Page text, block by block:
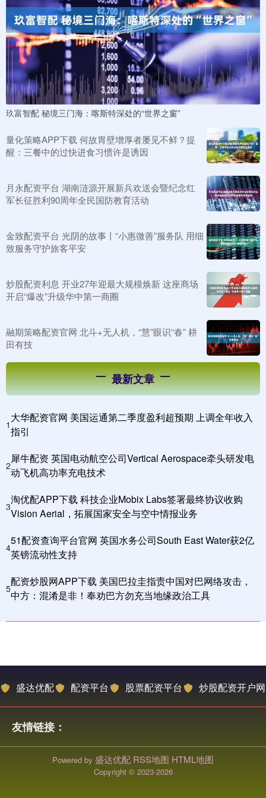
玖富智配 秘境三门海：喀斯特深处的“世界之窗”
量化策略APP下载 何故胃壁增厚者屡见不鲜？提
醒：三餐中的过快进食习惯许是诱因
月永配资平台 湖南涟源开展新兵欢送会暨纪念红
军长征胜利90周年全民国防教育活动
金致配资平台 光阴的故事丨“小惠微善”服务队 用细
致服务守护旅客平安
炒股配资利息 开业27年迎最大规模焕新 这座商场
开启“爆改”升级华中第一商圈
融期策略配资官网 北斗+无人机，“慧”眼识“春” 耕
田有技
最新文章
1
大华配资官网 美国运通第二季度盈利超预期 上调全年收入
指引
2
犀牛配资 英国电动航空公司Vertical Aerospace牵头研发电
动飞机高功率充电技术
3
淘优配APP下载 科技企业Mobix Labs签署最终协议收购
Vision Aerial，拓展国家安全与空中情报业务
4
51配资查询平台官网 英国水务公司South East Water获2亿
英镑流动性支持
5
配资炒股网APP下载 美国巴拉圭指责中国对巴网络攻击，
中方：混淆是非！奉劝巴方勿充当地缘政治工具
盛达优配 配资平台 股票配资平台 炒股配资开户网
友情链接：
Powered by 盛达优配 RSS地图 HTML地图
Copyright © 2023-2026